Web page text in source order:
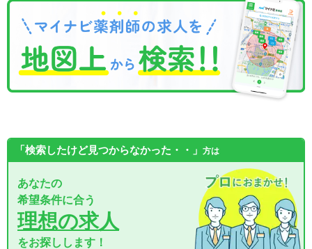
「検索したけど見つからなかった・・」 方は
あなたの
希望条件に合う
理想の求人
をお探しします！